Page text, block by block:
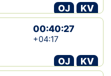
OJ
KV
00:40:27
+04:17
OJ
KV